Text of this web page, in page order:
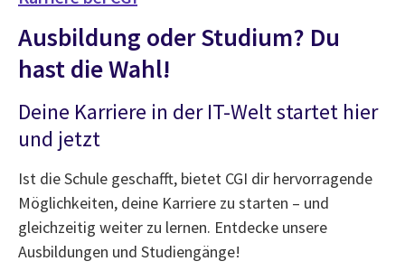
Ausbildung oder Studium? Du
hast die Wahl!
Deine Karriere in der IT-Welt startet hier
und jetzt
Ist die Schule geschafft, bietet CGI dir hervorragende
Möglichkeiten, deine Karriere zu starten – und
gleichzeitig weiter zu lernen. Entdecke unsere
Ausbildungen und Studiengänge!